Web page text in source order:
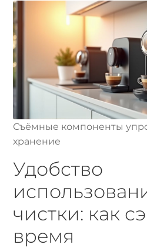
Съёмные компоненты
хранение
Удобство
чистки: как
время